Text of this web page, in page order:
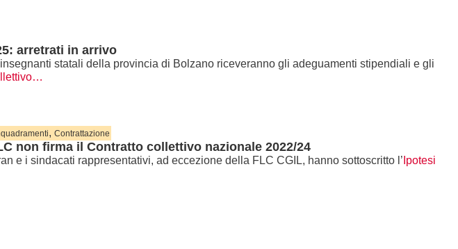
arretrati in arrivo
statali della provincia di Bolzano riceveranno gli adeguamenti stipendiali e gli
, Contrattazione
non firma il Contratto collettivo nazionale 2022/24
e i sindacati rappresentativi, ad eccezione della FLC CGIL, hanno sottoscritto l’ Ipotesi